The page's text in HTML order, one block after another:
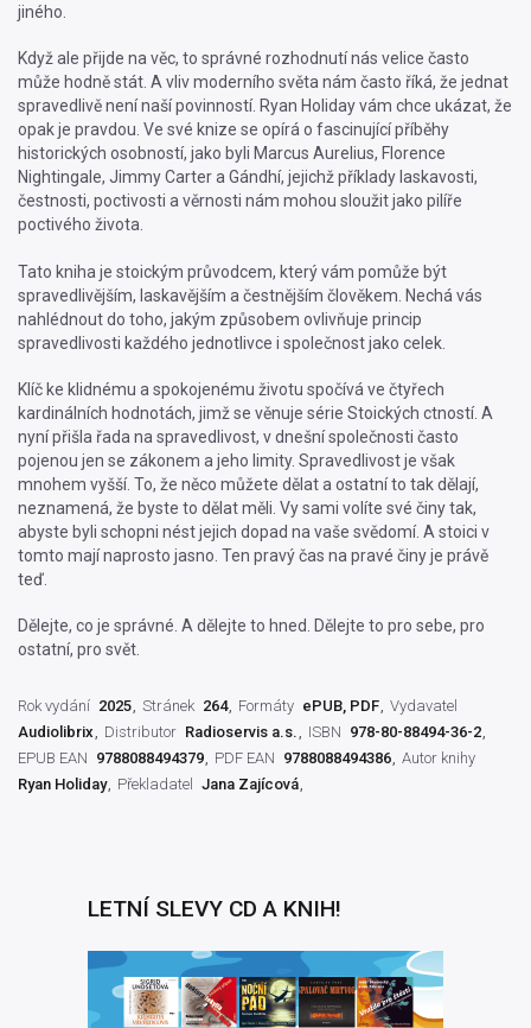
jiného.
Když ale přijde na věc, to správné rozhodnutí nás velice často
může hodně stát. A vliv moderního světa nám často říká, že jednat
spravedlivě není naší povinností. Ryan Holiday vám chce ukázat, že
opak je pravdou. Ve své knize se opírá o fascinující příběhy
historických osobností, jako byli Marcus Aurelius, Florence
Nightingale, Jimmy Carter a Gándhí, jejichž příklady laskavosti,
čestnosti, poctivosti a věrnosti nám mohou sloužit jako pilíře
poctivého života.
Tato kniha je stoickým průvodcem, který vám pomůže být
spravedlivějším, laskavějším a čestnějším člověkem. Nechá vás
nahlédnout do toho, jakým způsobem ovlivňuje princip
spravedlivosti každého jednotlivce i společnost jako celek.
Klíč ke klidnému a spokojenému životu spočívá ve čtyřech
kardinálních hodnotách, jimž se věnuje série Stoických ctností. A
nyní přišla řada na spravedlivost, v dnešní společnosti často
pojenou jen se zákonem a jeho limity. Spravedlivost je však
mnohem vyšší. To, že něco můžete dělat a ostatní to tak dělají,
neznamená, že byste to dělat měli. Vy sami volíte své činy tak,
abyste byli schopni nést jejich dopad na vaše svědomí. A stoici v
tomto mají naprosto jasno. Ten pravý čas na pravé činy je právě
teď.
Dělejte, co je správné. A dělejte to hned. Dělejte to pro sebe, pro
ostatní, pro svět.
Rok vydání 2025 Stránek 264 Formáty ePUB, PDF Vydavatel
Audiolibrix
Distributor Radioservis a.s. ISBN 978-80-88494-36-2
EPUB EAN 9788088494379 PDF EAN 9788088494386 Autor knihy
Ryan Holiday
Překladatel Jana Zajícová
LETNÍ SLEVY CD A KNIH!